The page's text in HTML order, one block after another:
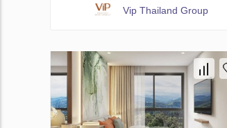
Vip Thailand Group